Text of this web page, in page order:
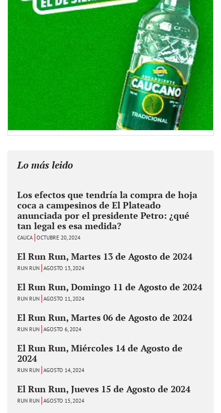
Lo más leido
Los efectos que tendría la compra de hoja
coca a campesinos de El Plateado
anunciada por el presidente Petro: ¿qué
tan legal es esa medida?
CAUCA OCTUBRE 20, 2024
El Run Run, Martes 13 de Agosto de 2024
RUN RUN AGOSTO 13, 2024
El Run Run, Domingo 11 de Agosto de 2024
RUN RUN AGOSTO 11, 2024
El Run Run, Martes 06 de Agosto de 2024
RUN RUN AGOSTO 6, 2024
El Run Run, Miércoles 14 de Agosto de
2024
RUN RUN AGOSTO 14, 2024
El Run Run, Jueves 15 de Agosto de 2024
RUN RUN AGOSTO 15, 2024